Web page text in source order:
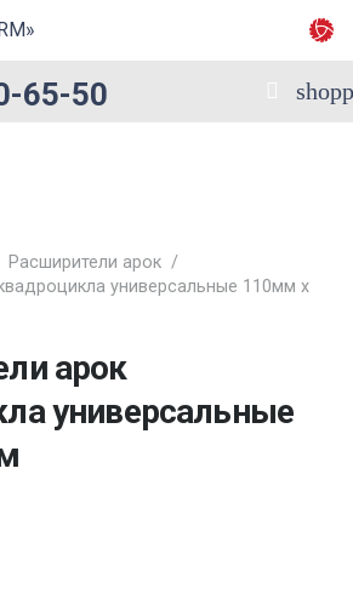
65-50
Расширители арок /
универсальные 110мм х
арок
универсальные